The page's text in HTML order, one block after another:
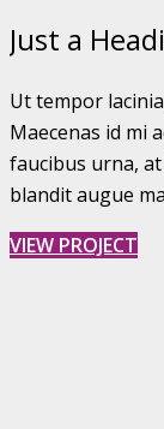
Just a
Ut tempor
Maecenas id mi
faucibus urna,
blandit augue
VIEW PROJECT